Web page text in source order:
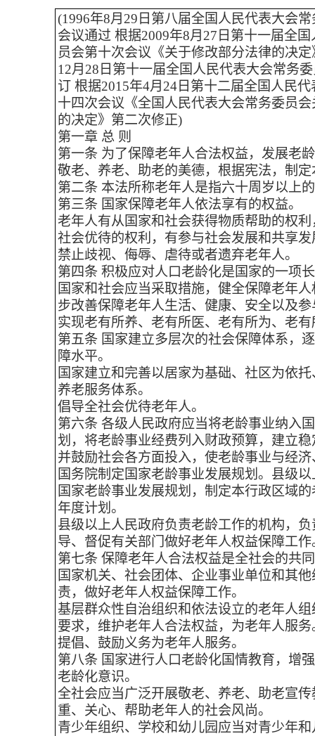
(1996年8月29日第八届全国人民代表大会
会议通过 根据2009年8月27日第十一届全
员会第十次会议《关于修改部分法律的决
12月28日第十一届全国人民代表大会常务
订 根据2015年4月24日第十二届全国人民
十四次会议《全国人民代表大会常务委员
的决定》第二次修正)
第一章 总 则
第一条 为了保障老年人合法权益，发展老
敬老、养老、助老的美德，根据宪法，制定
第二条 本法所称老年人是指六十周岁以上
第三条 国家保障老年人依法享有的权益。
老年人有从国家和社会获得物质帮助的权
社会优待的权利，有参与社会发展和共享
禁止歧视、侮辱、虐待或者遗弃老年人。
第四条 积极应对人口老龄化是国家的一项
国家和社会应当采取措施，健全保障老年
步改善保障老年人生活、健康、安全以及
实现老有所养、老有所医、老有所为、老
第五条 国家建立多层次的社会保障体系，
障水平。
国家建立和完善以居家为基础、社区为依
养老服务体系。
倡导全社会优待老年人。
第六条 各级人民政府应当将老龄事业纳入
划，将老龄事业经费列入财政预算，建立
并鼓励社会各方面投入，使老龄事业与经
国务院制定国家老龄事业发展规划。县级
国家老龄事业发展规划，制定本行政区域
年度计划。
县级以上人民政府负责老龄工作的机构，
导、督促有关部门做好老年人权益保障工作
第七条 保障老年人合法权益是全社会的共
国家机关、社会团体、企业事业单位和其
责，做好老年人权益保障工作。
基层群众性自治组织和依法设立的老年人
要求，维护老年人合法权益，为老年人服务
提倡、鼓励义务为老年人服务。
第八条 国家进行人口老龄化国情教育，增
老龄化意识。
全社会应当广泛开展敬老、养老、助老宣
重、关心、帮助老年人的社会风尚。
青少年组织、学校和幼儿园应当对青少年